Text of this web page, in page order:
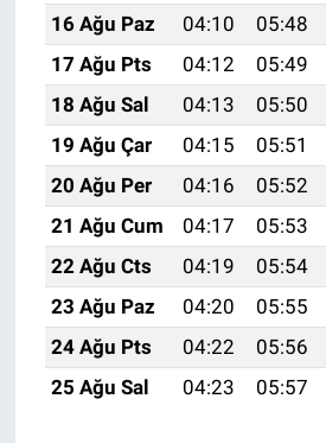
16 Ağu Paz
04:10 05:48
17 Ağu Pts
04:12 05:49
18 Ağu Sal
04:13 05:50
19 Ağu Çar
04:15 05:51
20 Ağu Per
04:16 05:52
21 Ağu Cum
04:17 05:53
22 Ağu Cts
04:19 05:54
23 Ağu Paz
04:20 05:55
24 Ağu Pts
04:22 05:56
25 Ağu Sal
04:23 05:57